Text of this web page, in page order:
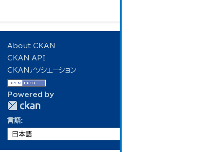
About CKAN
CKAN API
CKANアソシエーション
Powered by
言語